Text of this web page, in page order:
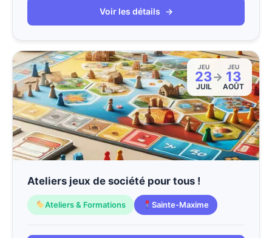
Voir les détails →
JEU
23
JUIL
→
JEU
13
AOÛT
Ateliers jeux de société pour tous !
Ateliers & Formations Sainte-Maxime